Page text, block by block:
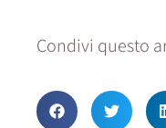
Condivi questo